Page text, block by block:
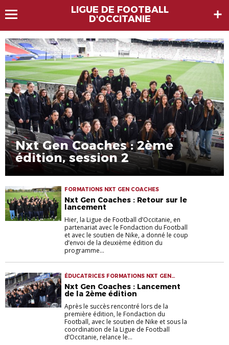
LIGUE DE FOOTBALL
D'OCCITANIE
Nxt Gen Coaches : 2ème
édition, session 2
FORMATIONS NXT GEN COACHES
Nxt Gen Coaches : Retour sur le
lancement
Hier, la Ligue de Football d’Occitanie, en
partenariat avec le Fondaction du Football
et avec le soutien de Nike, a donné le coup
d’envoi de la deuxième édition du
programme...
ÉDUCATRICES FORMATIONS NXT GEN
COACHES
Nxt Gen Coaches : Lancement
de la 2ème édition
Après le succès rencontré lors de la
première édition, le Fondaction du
Football, avec le soutien de Nike et sous la
coordination de la Ligue de Football
d’Occitanie, relance le...